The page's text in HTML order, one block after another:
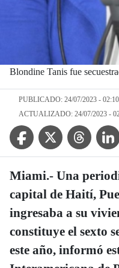
Blondine Tanis fue
PUBLICADO: 24/07/2023 -
ACTUALIZADO: 24/07/2023 -
Facebook IconTwitter IconThreads Icon
Miami.- Una
capital de Haití,
ingresaba a su
constituye el sexto
este año, informó